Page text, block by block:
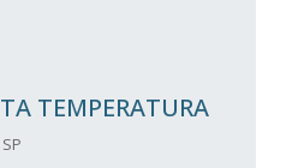
TEMPERATURA